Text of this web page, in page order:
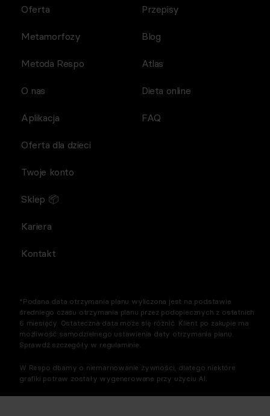
Oferta
Metamorfozy
Metoda Respo
O nas
Aplikacja
Przepisy
Blog
Atlas
Dieta online
FAQ
Oferta dla dzieci
Twoje konto
Sklep 📦
Kariera
Kontakt
*Podana data otrzymania planu wyliczona jest na podstawie
średniego czasu otrzymania planu przez podopiecznych z ostatnich
6 miesięcy. Ostateczna data może się różnić. Klient po zakupie ma
możliwość samodzielnego ustawienia daty otrzymania planu.
Sprawdź szczegóły w regulaminie.
W Respo dbamy o niemarnowanie żywności, dlatego niektóre
grafiki potraw zostały wygenerowane przy użyciu AI.